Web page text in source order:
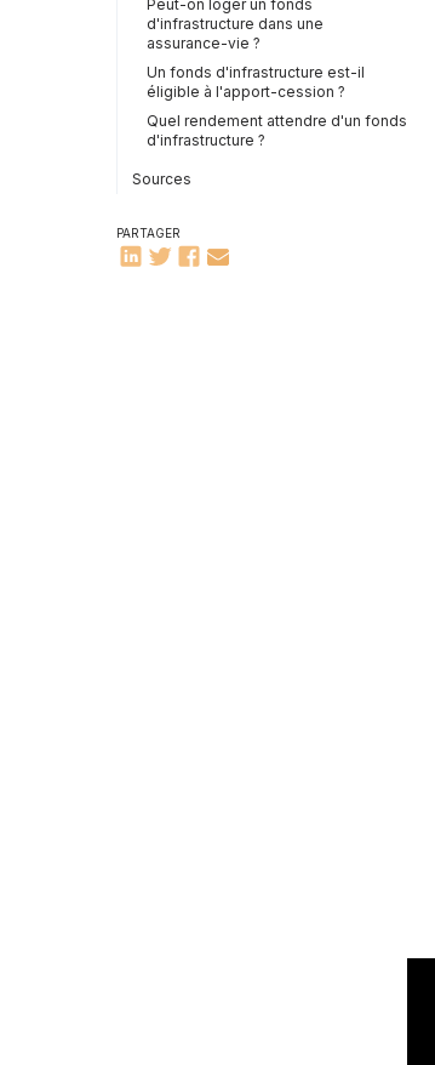
Peut-on loger un fonds
d'infrastructure dans une
assurance-vie ?
Un fonds d'infrastructure est-il
éligible à l'apport-cession ?
Quel rendement attendre d'un fonds
d'infrastructure ?
Sources
PARTAGER